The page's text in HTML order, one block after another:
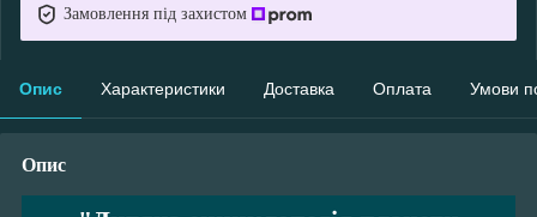
Замовлення під захистом
Опис Характеристики Доставка Оплата Умови
Опис